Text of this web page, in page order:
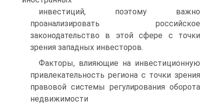
инвестиций, поэтому важно
проанализировать российское
законодательство в этой сфере с точки
зрения западных инвесторов.
Факторы, влияющие на инвестиционную
привлекательность региона с точки зрения
правовой системы регулирования оборота
недвижимости